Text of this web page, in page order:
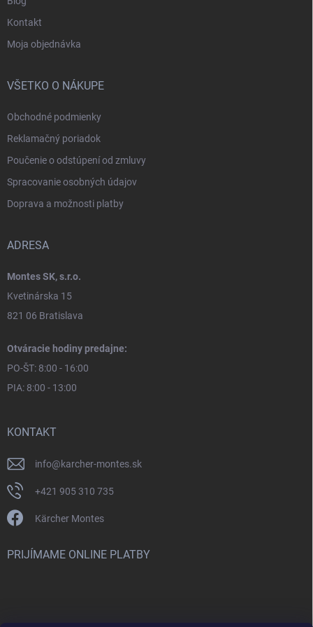
Kontakt
Moja objednávka
VŠETKO O NÁKUPE
Obchodné podmienky
Reklamačný poriadok
Poučenie o odstúpení od zmluvy
Spracovanie osobných údajov
Doprava a možnosti platby
ADRESA
Montes SK, s.r.o.
Kvetinárska 15
821 06 Bratislava
Otváracie hodiny predajne:
PO-ŠT: 8:00 - 16:00
PIA: 8:00 - 13:00
KONTAKT
info@karcher-montes.sk
+421 905 310 735
Kärcher Montes
PRIJÍMAME ONLINE PLATBY